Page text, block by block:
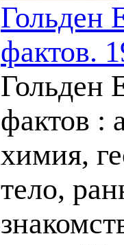
Гольден
фактов.
Гольден
фактов :
химия,
тело,